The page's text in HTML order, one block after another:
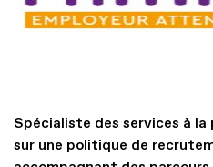
Spécialiste des services à la
sur une politique de